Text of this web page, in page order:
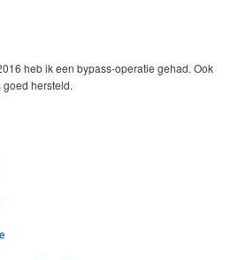
heb ik een bypass-operatie gehad. Ook
hersteld.